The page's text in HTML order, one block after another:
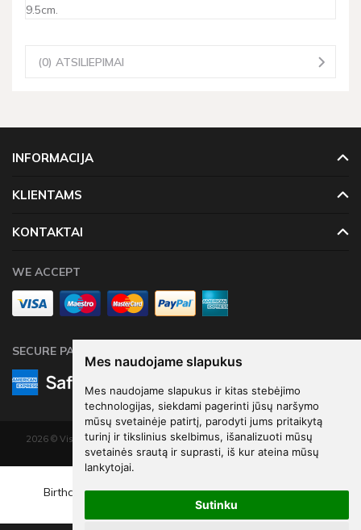
Mes naudojame slapukus
Mes naudojame slapukus ir kitas stebėjimo
technologijas, siekdami pagerinti jūsų naršymo
mūsų svetainėje patirtį, parodyti jums pritaikytą
turinį ir tikslinius skelbimus, išanalizuoti mūsų
svetainės srautą ir suprasti, iš kur ateina mūsų
lankytojai.
Sutinku
9.5cm.
(0) ATSILIEPIMAI
Birthday candle Number 5, light pink, 9.5cm €357
INFORMACIJA
KLIENTAMS
KONTAKTAI
WE ACCEPT
SECURE PAYMENTS
2026 © Visos teisės saugomos. Kopijuoti, platinti svetainės turinį be autorių
sutikimo draudžiama.
Elektroninių parduotuvių nuoma